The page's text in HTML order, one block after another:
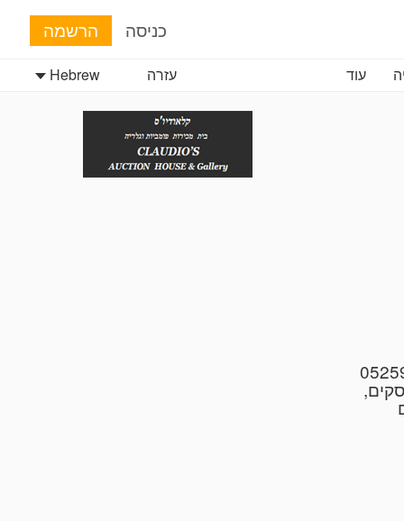
כניסה הרשמה
עוד Hebrew עזרה